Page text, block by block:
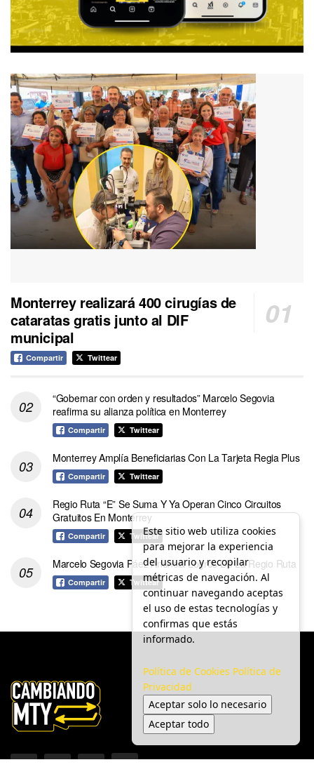
Monterrey realizará 400 cirugías de
cataratas gratis junto al DIF
municipal
Compartir Twittear
“Gobernar con orden y resultados” Marcelo Segovia
reafirma su alianza política en Monterrey
Compartir Twittear
Monterrey Amplía Beneficiarias Con La Tarjeta Regia Plus
Compartir Twittear
Regio Ruta “E” Se Suma Y Ya Operan Cinco Circuitos
Gratuitos En Monterrey
Compartir Twittear
Marcelo Segovia Páez Anuncia Logros De La Regio Ruta
Compartir Twittear
Este sitio web utiliza cookies
para mejorar la experiencia
del usuario y recopilar
métricas de navegación. Al
continuar navegando aceptas
el uso de estas tecnologías y
confirmas que estás
informado.
Política de Cookies Política de
Privacidad
Aceptar solo lo necesario
Aceptar todo